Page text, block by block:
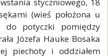
(wieś położona u
do potyczki pomiędzy
Józefa Hauke Bosaka
piechoty i oddziałem